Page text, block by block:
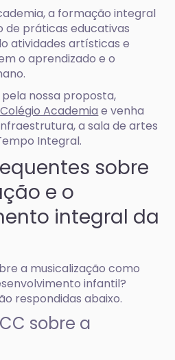
a formação integral
de práticas educativas
atividades artísticas e
o aprendizado e o
nossa proposta,
Academia e venha
a sala de artes
Integral.
sobre
e o
integral da
a musicalização como
infantil?
respondidas abaixo.
sobre a